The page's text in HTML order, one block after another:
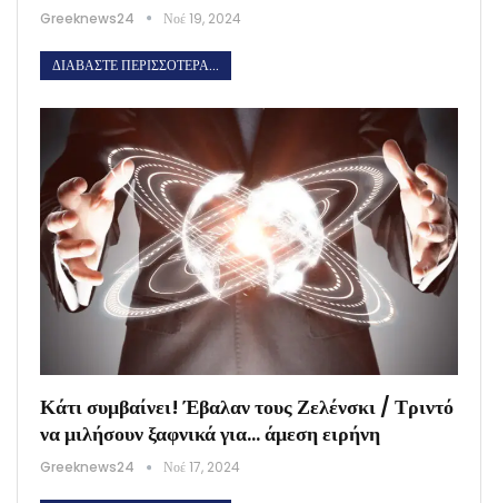
Greeknews24 Νοέ 19, 2024
ΔΙΑΒΆΣΤΕ ΠΕΡΙΣΣΌΤΕΡΑ...
Κάτι συμβαίνει! Έβαλαν τους Ζελένσκι / Τριντό
να μιλήσουν ξαφνικά για… άμεση ειρήνη
Greeknews24 Νοέ 17, 2024